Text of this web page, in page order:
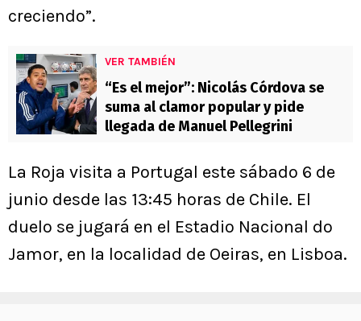
creciendo”.
VER TAMBIÉN
“Es el mejor”: Nicolás Córdova se
suma al clamor popular y pide
llegada de Manuel Pellegrini
La Roja visita a Portugal este sábado 6 de
junio desde las 13:45 horas de Chile. El
duelo se jugará en el Estadio Nacional do
Jamor, en la localidad de Oeiras, en Lisboa.